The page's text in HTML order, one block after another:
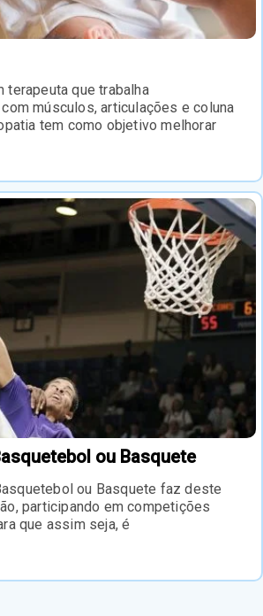
terapeuta que trabalha
músculos, articulações e coluna
tem como objetivo melhorar
ou Basquete
ou Basquete faz deste
participando em competições
que assim seja, é